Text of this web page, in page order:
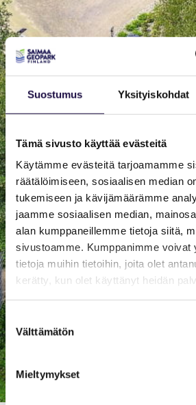
Suostumus Yksityiskohdat
Tämä sivusto käyttää evästeitä
Käytämme evästeitä tarjoamamme
räätälöimiseen, sosiaalisen median
tukemiseen ja kävijämäärämme
jaamme sosiaalisen median,
alan kumppaneillemme tietoja siitä,
sivustoamme. Kumppanimme voivat
tietoja muihin tietoihin, joita olet
kerätty, kun olet käyttänyt heidän
Suostumuksen
valinta
Välttämätön
Mieltymykset